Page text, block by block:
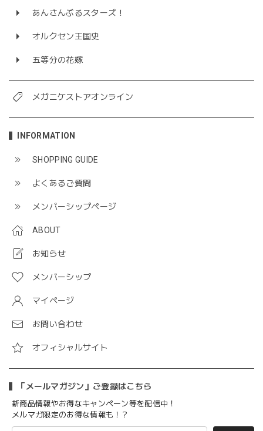
あんさんぶるスターズ！
オルクセン王国史
五等分の花嫁
メガニケストアオンライン
INFORMATION
SHOPPING GUIDE
よくあるご質問
メンバーシップページ
ABOUT
お知らせ
メンバーシップ
マイページ
お問い合わせ
オフィシャルサイト
「メールマガジン」ご登録はこちら
新商品情報やお得なキャンペーン等を配信中！
メルマガ限定のお得な情報も！？